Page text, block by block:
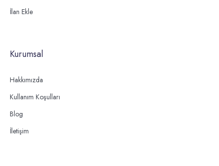
İlan Ekle
Kurumsal
Hakkımızda
Kullanım Koşulları
Blog
İletişim